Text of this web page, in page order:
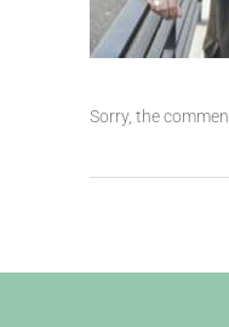
Sorry, the